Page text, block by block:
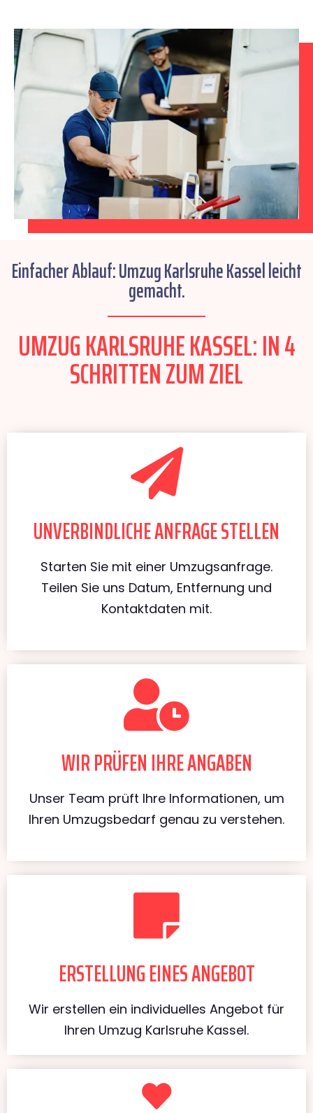
Einfacher Ablauf: Umzug Karlsruhe Kassel leicht
gemacht.
UMZUG KARLSRUHE KASSEL: IN 4
SCHRITTEN ZUM ZIEL
UNVERBINDLICHE ANFRAGE STELLEN
Starten Sie mit einer Umzugsanfrage.
Teilen Sie uns Datum, Entfernung und
Kontaktdaten mit.
WIR PRÜFEN IHRE ANGABEN
Unser Team prüft Ihre Informationen, um
Ihren Umzugsbedarf genau zu verstehen.
ERSTELLUNG EINES ANGEBOT
Wir erstellen ein individuelles Angebot für
Ihren Umzug Karlsruhe Kassel.